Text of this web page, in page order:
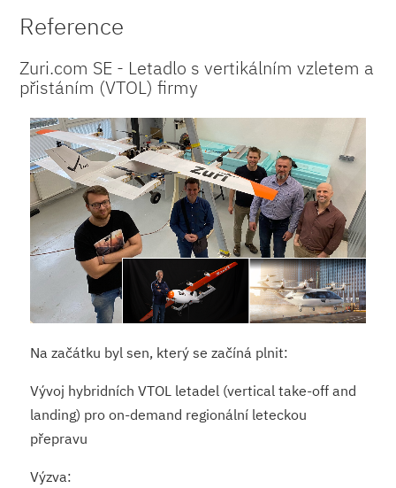
Reference
Zuri.com SE - Letadlo s vertikálním vzletem a
přistáním (VTOL) firmy
Na začátku byl sen, který se začíná plnit:
Vývoj hybridních VTOL letadel (vertical take-off and
landing) pro on-demand regionální leteckou
přepravu
Výzva: